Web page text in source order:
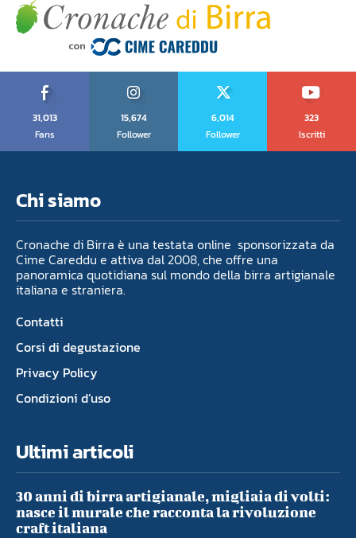
31,013
Fans
15,674
Follower
6,014
Follower
323
Iscritti
Chi siamo
Cronache di Birra è una testata online sponsorizzata da
Cime Careddu e attiva dal 2008, che offre una
panoramica quotidiana sul mondo della birra artigianale
italiana e straniera.
Contatti
Corsi di degustazione
Privacy Policy
Condizioni d’uso
Ultimi articoli
30 anni di birra artigianale, migliaia di volti:
nasce il murale che racconta la rivoluzione
craft italiana